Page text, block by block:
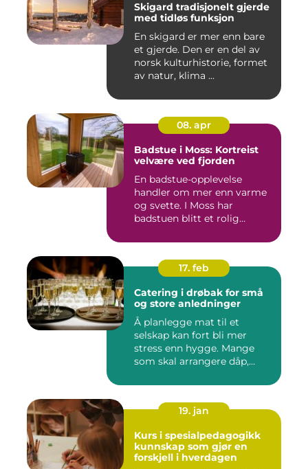
Skigard tradisjonelt gjerde
med tidløs funksjon
En skigard er mer enn bare
et gjerde. Den er en del av
norsk kulturhistorie, formet
av natur, klima ...
08. apr
Badstue i Moss: Kortreist
velvære ved fjorden
En badstue-opplevelse
handler om mer enn varme
og svette. I Moss har
badstuen blitt et rolig
17. feb
Catering i drøbak for små
og store anledninger
Å planlegge mat til et
selskap kan fort bli mer
stress enn hygge. Mange
som skal arrangere dåp,
19. jan
Kurs i spesialpedagogikk
kunnskap som gjør en
forskjell i hverdagen